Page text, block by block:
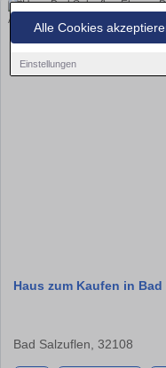
Alle Cookies
Einstellungen
Haus zum Kaufen in Bad
Bad Salzuflen, 32108